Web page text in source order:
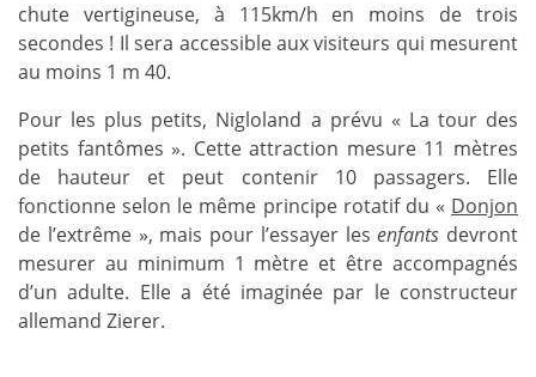
chute vertigineuse, à 115km/h en moins de trois
secondes ! Il sera accessible aux visiteurs qui mesurent
au moins 1 m 40.
Pour les plus petits, Nigloland a prévu « La tour des
petits fantômes ». Cette attraction mesure 11 mètres
de hauteur et peut contenir 10 passagers. Elle
fonctionne selon le même principe rotatif du « Donjon
de l’extrême », mais pour l’essayer lesenfants devront
mesurer au minimum 1 mètre et être accompagnés
d’un adulte. Elle a été imaginée par le constructeur
allemand Zierer.